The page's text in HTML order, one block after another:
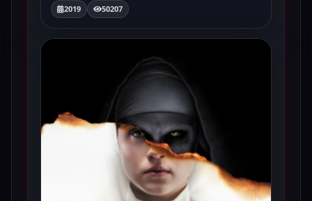
2019 50207